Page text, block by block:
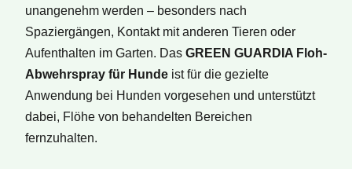
unangenehm werden – besonders nach
Spaziergängen, Kontakt mit anderen Tieren oder
Aufenthalten im Garten. Das GREEN GUARDIA Floh-
Abwehrspray für Hunde ist für die gezielte
Anwendung bei Hunden vorgesehen und unterstützt
dabei, Flöhe von behandelten Bereichen
fernzuhalten.